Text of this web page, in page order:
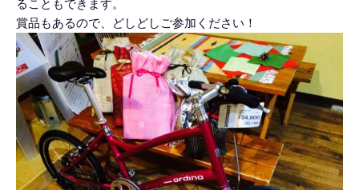
ることもできます。
賞品もあるので、どしどしご参加ください！